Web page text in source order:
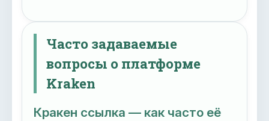
Часто задаваемые
вопросы о платформе
Kraken
Кракен ссылка — как часто её